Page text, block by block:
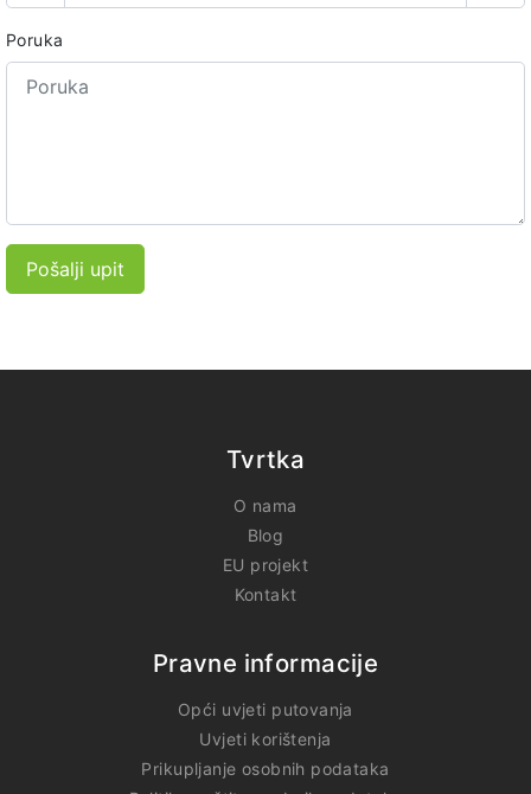
Poruka
Pošalji upit
Tvrtka
O nama
Blog
EU projekt
Kontakt
Pravne informacije
Opći uvjeti putovanja
Uvjeti korištenja
Prikupljanje osobnih podataka